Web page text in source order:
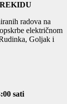
radova na
električnom
Goljak i
sati